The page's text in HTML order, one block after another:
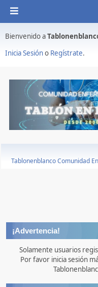
Bienvenido a
Inicia Sesióno Regístrate.
Tablonenblanco Comunidad
¡Advertencia!
Solamente usuarios
Por favor inicia sesión